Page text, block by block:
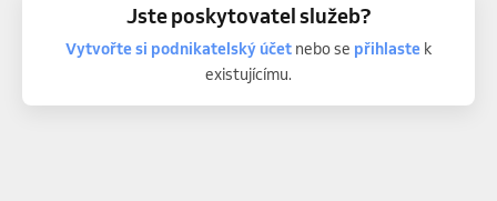
Jste poskytovatel služeb?
Vytvořte si podnikatelský účetnebo se přihlastek
existujícímu.